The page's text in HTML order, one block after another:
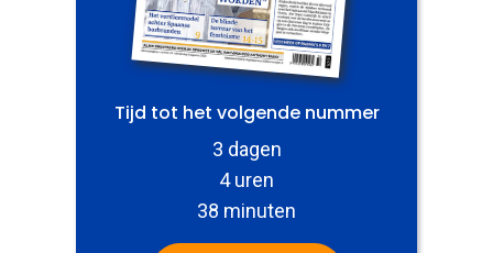
Tijd tot het volgende nummer
3 dagen
4 uren
38 minuten